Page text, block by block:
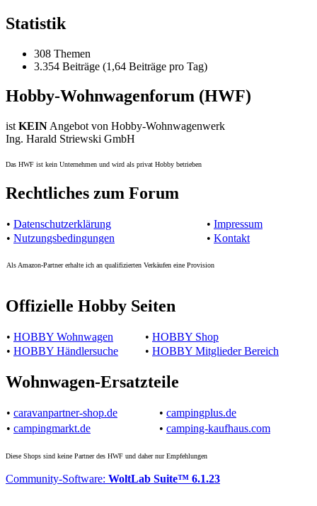
Statistik
308 Themen
3.354 Beiträge (1,64 Beiträge pro Tag)
Hobby-Wohnwagenforum (HWF)
ist KEIN Angebot von Hobby-Wohnwagenwerk
Ing. Harald Striewski GmbH
Das HWF ist kein Unternehmen und wird als privat Hobby betrieben
Rechtliches zum Forum
• Datenschutzerklärung • Impressum
• Nutzungsbedingungen • Kontakt
Als Amazon-Partner erhalte ich an qualifizierten Verkäufen eine Provision
Offizielle Hobby Seiten
• HOBBY Wohnwagen • HOBBY Shop
• HOBBY Händlersuche • HOBBY Mitglieder Bereich
Wohnwagen-Ersatzteile
• caravanpartner-shop.de • campingplus.de
• campingmarkt.de • camping-kaufhaus.com
Diese Shops sind keine Partner des HWF und daher nur Empfehlungen
Community-Software: WoltLab Suite™ 6.1.23